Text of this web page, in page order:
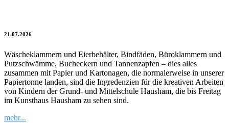
21.07.2026
Wäscheklammern und Eierbehälter, Bindfäden, Büroklammern und
Putzschwämme, Bucheckern und Tannenzapfen – dies alles
zusammen mit Papier und Kartonagen, die normalerweise in unserer
Papiertonne landen, sind die Ingredenzien für die kreativen Arbeiten
von Kindern der Grund- und Mittelschule Hausham, die bis Freitag
im Kunsthaus Hausham zu sehen sind.
mehr...